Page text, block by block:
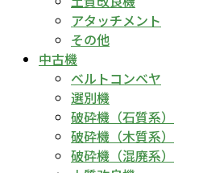
アタッチメント
その他
中古機
ベルトコンベヤ
選別機
破砕機（石質系）
破砕機（木質系）
破砕機（混廃系）